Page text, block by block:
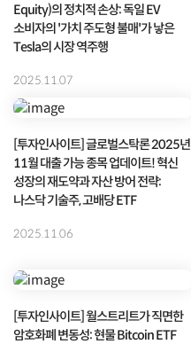
Equity)의 정치적 손상: 독일 EV
소비자의 '가치 주도형 불매'가 낳은
Tesla의 시장 역주행
2025.11.07
[투자인사이트] 글로벌스탁론 2025년
11월 대출 가능 종목 업데이트! 혁신
성장의 재도약과 자산 방어 전략:
나스닥 기술주, 고배당 ETF
2025.11.06
[투자인사이트] 월스트리트가 직면한
암호화폐 변동성: 현물 Bitcoin ETF